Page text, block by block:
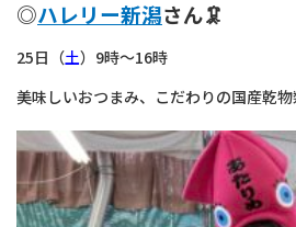
◎ハレリー新潟さん🦑
25日（土）9時～16時
美味しいおつまみ、こだわりの国産乾